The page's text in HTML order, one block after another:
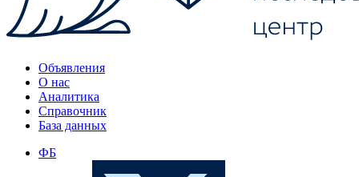
Объявления
О нас
Аналитика
Справочник
База данных
ФБ